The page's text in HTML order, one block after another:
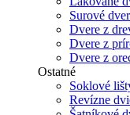
Surové
Dvere z
Dvere z
Dvere z
Ostatné
Soklové
Revízne